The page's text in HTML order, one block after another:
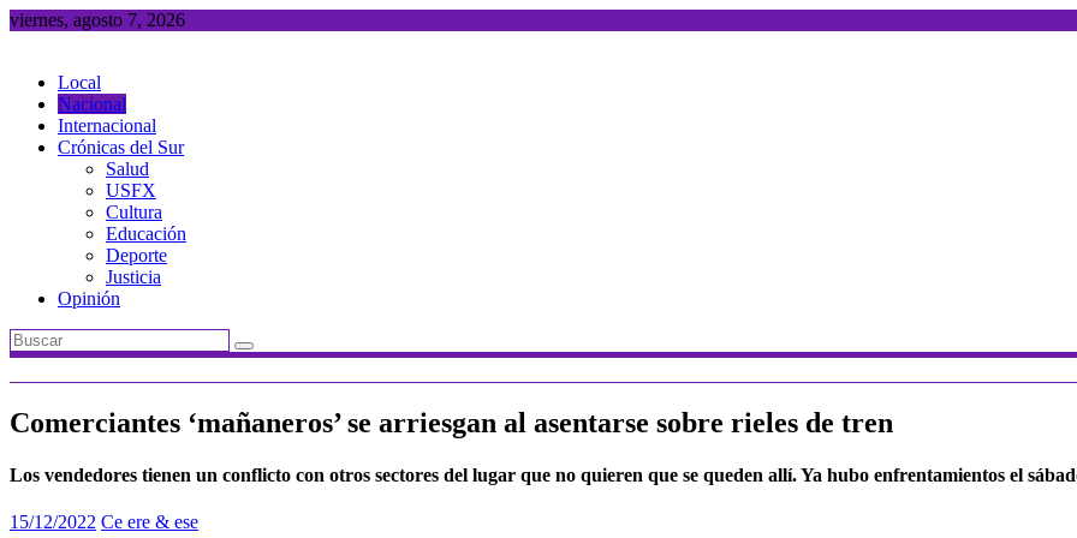
Saltar
viernes, agosto 7, 2026
Local
Nacional
Internacional
Crónicas del Sur
Salud
USFX
Cultura
Educación
Deporte
Justicia
Opinión
Comerciantes ‘mañaneros’ se arriesgan al asentarse sobre rieles de tren
Los vendedores tienen un conflicto con otros sectores del lugar que no quieren que se queden allí. Ya hubo enfrentamientos el
15/12/2022 Ce ere & ese